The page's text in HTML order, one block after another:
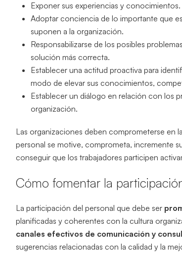
Exponer sus experiencias y conocimientos.
Adoptar conciencia de lo importante que
suponen a la organización.
Responsabilizarse de los posibles
solución más correcta.
Establecer una actitud proactiva para
modo de elevar sus conocimientos,
Establecer un diálogo en relación con los
organización.
Las organizaciones deben comprometerse en
personal se motive, comprometa, incremente
conseguir que los trabajadores participen
Cómo fomentar la
La participación del personal que debe ser
planificadas y coherentes con la cultura
canales efectivos de comunicación y
sugerencias relacionadas con la calidad y la